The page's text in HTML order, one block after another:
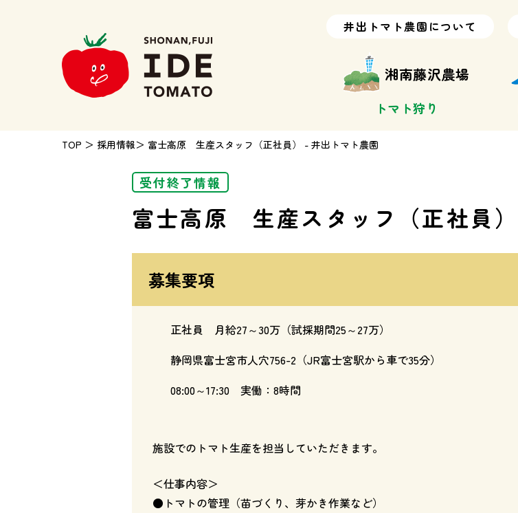
井出トマト農園について
湘南藤沢農場
トマト狩り
TOP ＞ 採用情報＞ 富士高原 生産スタッフ（正社員） - 井出トマト農園
受付終了情報
富士高原 生産スタッフ（正社員）
募集要項
正社員 月給27～30万（試採期間25～27万）
静岡県富士宮市人穴756-2（JR富士宮駅から車で35分）
08:00～17:30 実働：8時間
施設でのトマト生産を担当していただきます。
＜仕事内容＞
●トマトの管理（苗づくり、芽かき作業など）